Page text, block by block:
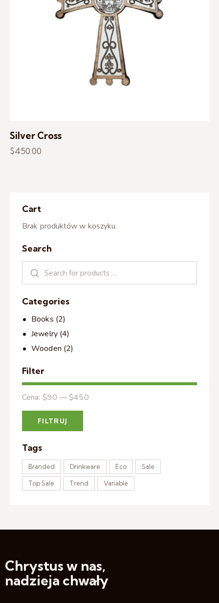
Silver Cross
$450.00
Cart
Brak produktów w koszyku.
Search
Categories
Books (2)
Jewelry (4)
Wooden (2)
Filter
FILTRUJ
Cena: $90 —$450
Tags
Branded Drinkware Eco Sale
Top Sale Trend Variable
Chrystus w nas,
nadzieja chwały